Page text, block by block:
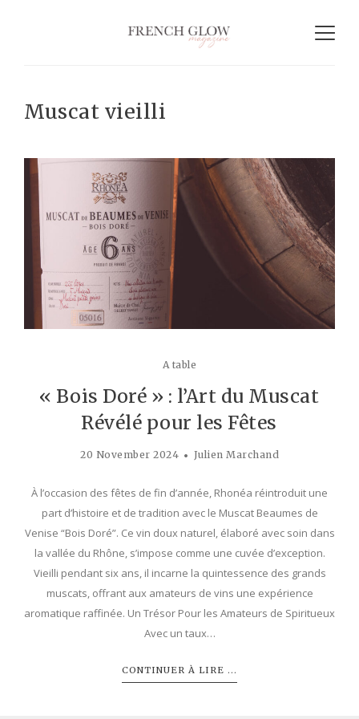
Muscat vieilli
A table
« Bois Doré » : l’Art du Muscat
Révélé pour les Fêtes
20 November 2024 Julien Marchand
À l’occasion des fêtes de fin d’année, Rhonéa réintroduit une
part d’histoire et de tradition avec le Muscat Beaumes de
Venise “Bois Doré”. Ce vin doux naturel, élaboré avec soin dans
la vallée du Rhône, s’impose comme une cuvée d’exception.
Vieilli pendant six ans, il incarne la quintessence des grands
muscats, offrant aux amateurs de vins une expérience
aromatique raffinée. Un Trésor Pour les Amateurs de Spiritueux
Avec un taux…
CONTINUER À LIRE ...